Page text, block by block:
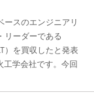
スのエンジニアリ
リーダーである
）を買収したと発表
工学会社です。今回